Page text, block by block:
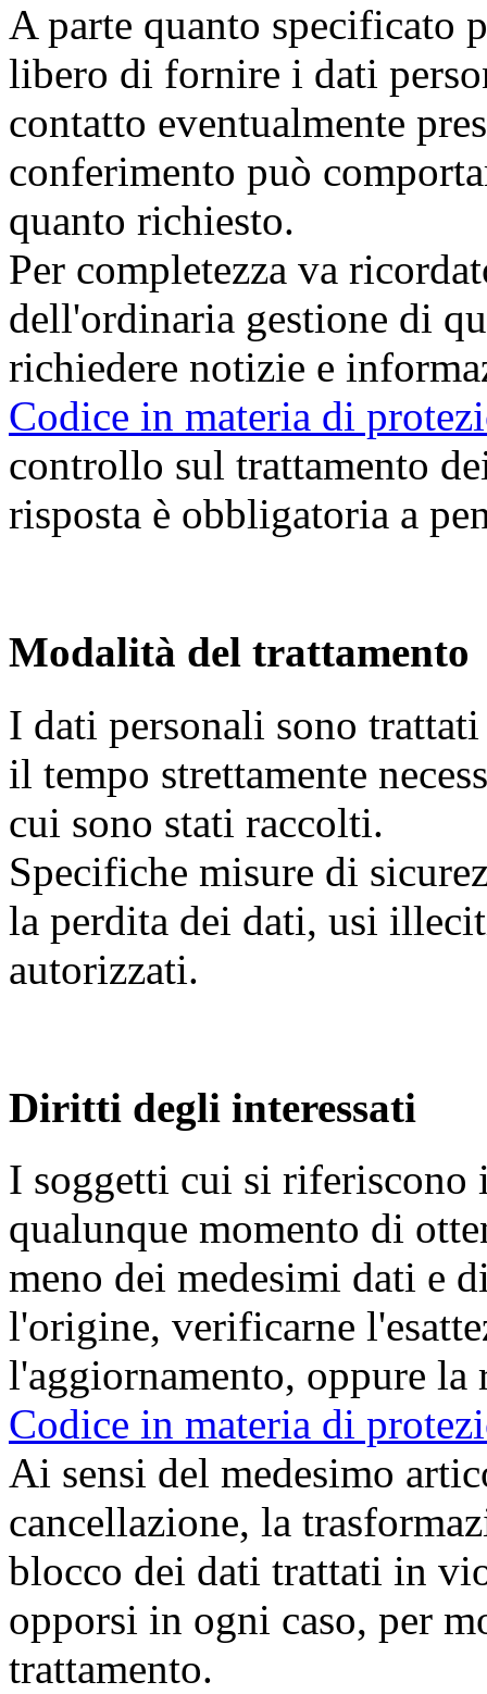
A parte quanto specificato
libero di fornire i dati
contatto eventualmente
conferimento può
quanto richiesto.
Per completezza va
dell'ordinaria gestione di
richiedere notizie e
Codice in materia di
controllo sul trattamento
risposta è obbligatoria a
Modalità del trattamento
I dati personali sono
il tempo strettamente
cui sono stati raccolti.
Specifiche misure di
la perdita dei dati, usi
autorizzati.
Diritti degli interessati
I soggetti cui si
qualunque momento di
meno dei medesimi dati e
l'origine, verificarne
l'aggiornamento, oppure la
Codice in materia di
Ai sensi del medesimo
cancellazione, la
blocco dei dati trattati in
opporsi in ogni caso, per
trattamento.